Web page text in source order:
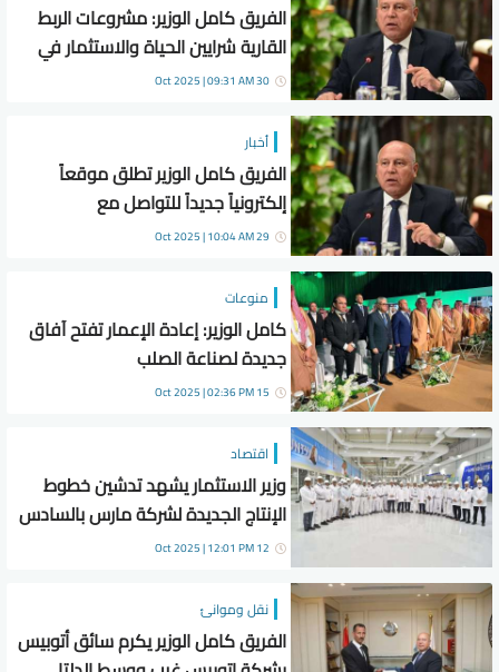
الفريق كامل الوزير: مشروعات الربط
القارية شرايين الحياة والاستثمار في
إفريقيا
30 Oct 2025 | 09:31 AM
أخبار
الفريق كامل الوزير تطلق موقعاً
إلكترونياً جديداً للتواصل مع
المستثمرين والجمهور
29 Oct 2025 | 10:04 AM
منوعات
كامل الوزير: إعادة الإعمار تفتح آفاق
جديدة لصناعة الصلب
15 Oct 2025 | 02:36 PM
اقتصاد
وزير الاستثمار يشهد تدشين خطوط
الإنتاج الجديدة لشركة مارس بالسادس
من أكتوبر
12 Oct 2025 | 12:01 PM
نقل وموانئ
الفريق كامل الوزير يكرم سائق أتوبيس